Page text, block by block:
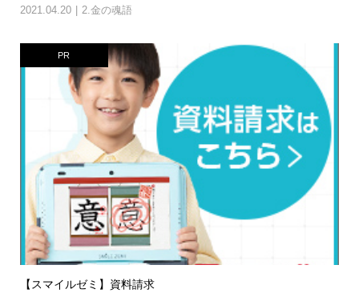
2021.04.20 2.金の魂語
PR
【スマイルゼミ】資料請求